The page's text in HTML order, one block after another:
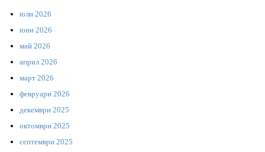
юли 2026
юни 2026
май 2026
април 2026
март 2026
февруари 2026
декември 2025
октомври 2025
септември 2025